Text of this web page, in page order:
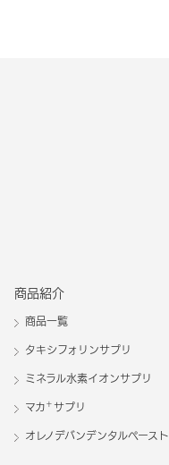
商品紹介
商品一覧
タキシフォリンサプリ
ミネラル水素イオンサプリ
マカ ＋ サプリ
オレノデバンデンタルペースト